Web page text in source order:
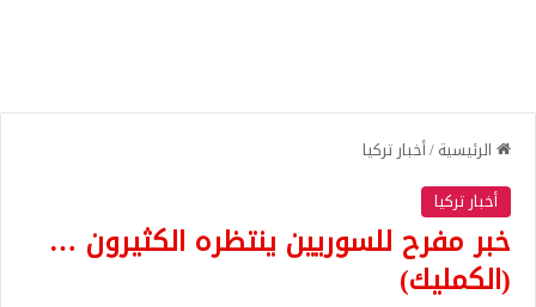
الرئيسية/أخبار تركيا
أخبار تركيا
خبر مفرح للسوريين ينتظره الكثيرون …
(الكمليك)